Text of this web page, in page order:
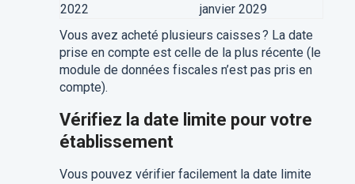
2022
janvier 2029
Vous avez acheté plusieurs caisses ? La date
prise en compte est celle de la plus récente (le
module de données fiscales n’est pas pris en
compte).
Vérifiez la date limite pour votre
établissement
Vous pouvez vérifier facilement la date limite